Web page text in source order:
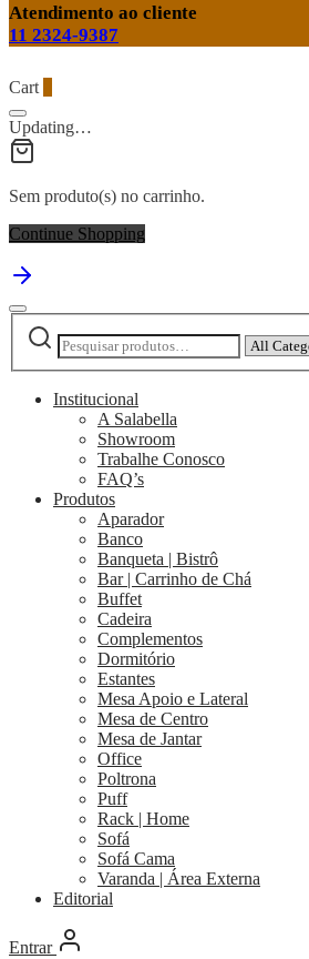
Atendimento ao cliente
11 2324-9387
Cart
Updating…
Sem produto(s) no carrinho.
Continue Shopping
Pesquisar
por:
by
category:
Institucional
A Salabella
Showroom
Trabalhe Conosco
FAQ’s
Produtos
Aparador
Banco
Banqueta | Bistrô
Bar | Carrinho de Chá
Buffet
Cadeira
Complementos
Dormitório
Estantes
Mesa Apoio e Lateral
Mesa de Centro
Mesa de Jantar
Office
Poltrona
Puff
Rack | Home
Sofá
Sofá Cama
Varanda | Área Externa
Editorial
Entrar